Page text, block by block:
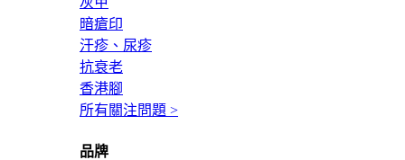
暗瘡印
汗疹、尿疹
抗衰老
香港腳
所有關注問題 >
品牌